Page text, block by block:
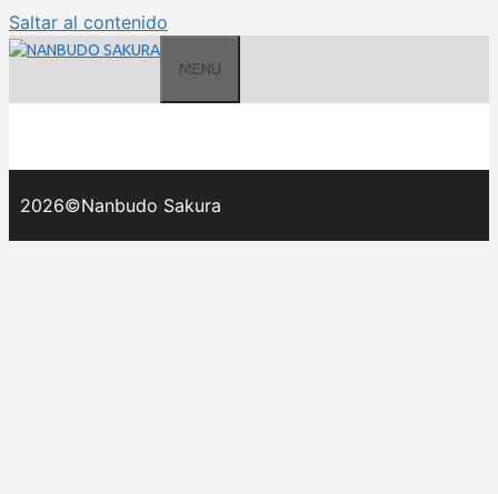
Saltar al contenido
MENU
2026©Nanbudo Sakura